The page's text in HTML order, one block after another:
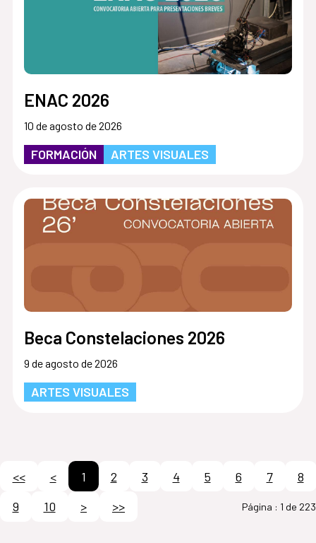
ENAC 2026
10 de agosto de 2026
FORMACIÓN ARTES VISUALES
Beca Constelaciones 2026
9 de agosto de 2026
ARTES VISUALES
<< < 1 2 3 4 5 6 7
8
9
10 > >> Página : 1 de 223